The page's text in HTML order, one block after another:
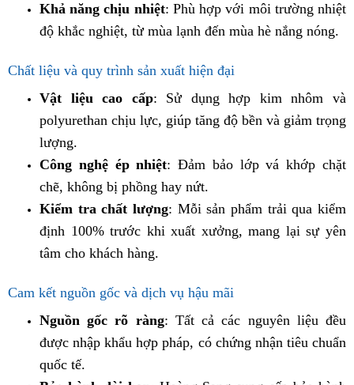
Khả năng chịu nhiệt: Phù hợp với môi trường nhiệt
độ khắc nghiệt, từ mùa lạnh đến mùa hè nắng nóng.
Chất liệu và quy trình sản xuất hiện đại
Vật liệu cao cấp: Sử dụng hợp kim nhôm và
polyurethan chịu lực, giúp tăng độ bền và giảm trọng
lượng.
Công nghệ ép nhiệt: Đảm bảo lớp vá khớp chặt
chẽ, không bị phồng hay nứt.
Kiểm tra chất lượng: Mỗi sản phẩm trải qua kiểm
định 100% trước khi xuất xưởng, mang lại sự yên
tâm cho khách hàng.
Cam kết nguồn gốc và dịch vụ hậu mãi
Nguồn gốc rõ ràng: Tất cả các nguyên liệu đều
được nhập khẩu hợp pháp, có chứng nhận tiêu chuẩn
quốc tế.